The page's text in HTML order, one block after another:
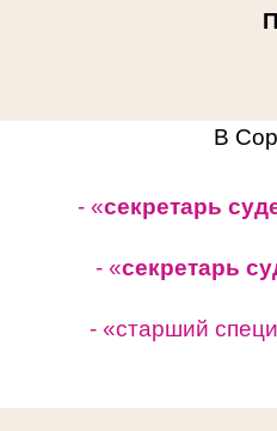
В
- «секретарь
- «секретарь
- «старший